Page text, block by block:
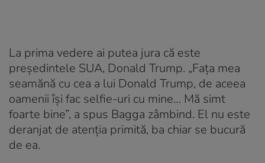
La prima vedere ai putea jura că este
președintele SUA, Donald Trump. „Fața mea
seamănă cu cea a lui Donald Trump, de aceea
oamenii își fac selfie-uri cu mine… Mă simt
foarte bine”, a spus Bagga zâmbind. El nu este
deranjat de atenția primită, ba chiar se bucură
de ea.